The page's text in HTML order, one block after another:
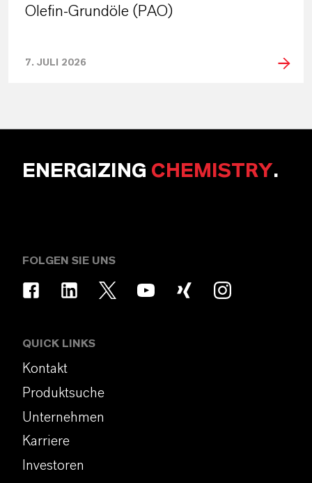
Olefin-Grundöle (PAO)
7. JULI 2026
ENERGIZING CHEMISTRY.
FOLGEN SIE UNS
QUICK LINKS
Kontakt
Produktsuche
Unternehmen
Karriere
Investoren